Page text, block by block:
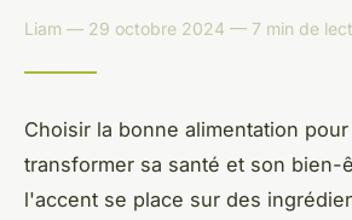
Liam — 29 octobre 2024 — 7 min de
Choisir la bonne alimentation
transformer sa santé et son bien-
l'accent se place sur des